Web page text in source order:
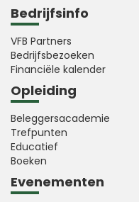
Bedrijfsinfo
VFB Partners
Bedrijfsbezoeken
Financiële kalender
Opleiding
Beleggersacademie
Trefpunten
Educatief
Boeken
Evenementen